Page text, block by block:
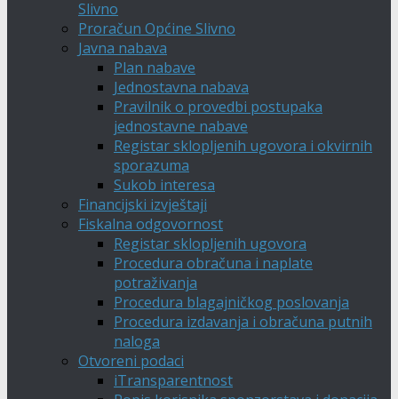
Slivno
Proračun Općine Slivno
Javna nabava
Plan nabave
Jednostavna nabava
Pravilnik o provedbi postupaka
jednostavne nabave
Registar sklopljenih ugovora i okvirnih
sporazuma
Sukob interesa
Financijski izvještaji
Fiskalna odgovornost
Registar sklopljenih ugovora
Procedura obračuna i naplate
potraživanja
Procedura blagajničkog poslovanja
Procedura izdavanja i obračuna putnih
naloga
Otvoreni podaci
iTransparentnost